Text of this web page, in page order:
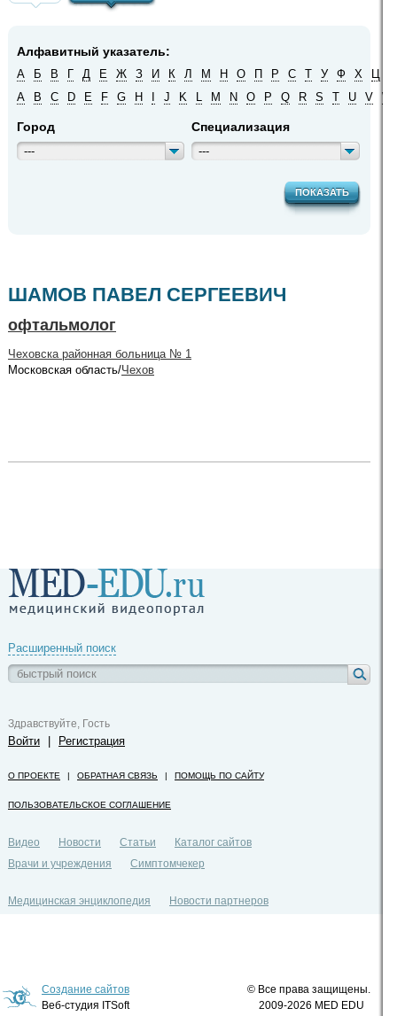
Алфавитный указатель:
А Б В Г Д Е Ж З И К Л М Н О П Р С Т У Ф Х Ц
A
B C D E F G H J K L M N O P Q R S T U V W
Город
---
Специализация
---
ПОКАЗАТЬ
ШАМОВ ПАВЕЛ СЕРГЕЕВИЧ
офтальмолог
Чеховска районная больница № 1
Московская область/Чехов
Расширенный поиск
Здравствуйте, Гость
Войти Регистрация
О ПРОЕКТЕ | ОБРАТНАЯ СВЯЗЬ | ПОМОЩЬ ПО САЙТУ
ПОЛЬЗОВАТЕЛЬСКОЕ СОГЛАШЕНИЕ
Видео Новости Статьи
Каталог сайтов
Врачи и учреждения
Симптомчекер
Медицинская энциклопедия
Новости партнеров
Создание сайтов
Веб-студия ITSoft
© Все права защищены.
2009-2026 MED EDU